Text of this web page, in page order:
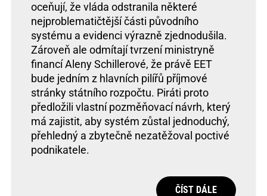
oceňují, že vláda odstranila některé
nejproblematičtější části původního
systému a evidenci výrazně zjednodušila.
Zároveň ale odmítají tvrzení ministryně
financí Aleny Schillerové, že právě EET
bude jedním z hlavních pilířů příjmové
stránky státního rozpočtu. Piráti proto
předložili vlastní pozměňovací návrh, který
má zajistit, aby systém zůstal jednoduchý,
přehledný a zbytečně nezatěžoval poctivé
podnikatele.
ČÍST DÁLE